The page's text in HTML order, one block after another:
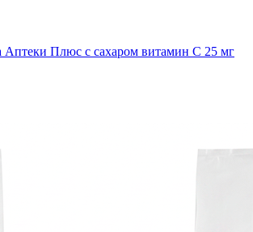
Аптеки Плюс с сахаром витамин С 25 мг